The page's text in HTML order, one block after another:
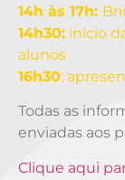
14h às 17h:
14h30: início
alunos
16h30:
Todas as
enviadas aos
Clique aqui